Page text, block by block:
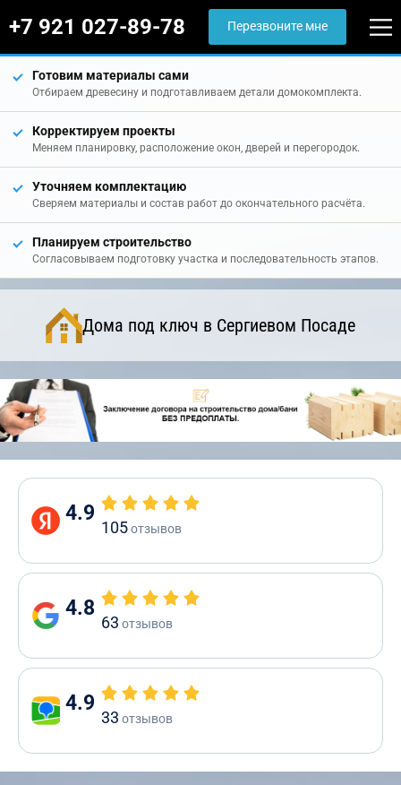
+7 921 027-89-78 Перезвоните мне
Готовим материалы сами
Отбираем древесину и подготавливаем детали домокомплекта.
Корректируем проекты
Меняем планировку, расположение окон, дверей и перегородок.
Уточняем комплектацию
Сверяем материалы и состав работ до окончательного расчёта.
Планируем строительство
Согласовываем подготовку участка и последовательность этапов.
Дома под ключ в Сергиевом Посаде
4.9
105отзывов
4.8
63 отзывов
4.9
33 отзывов